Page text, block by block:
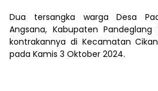
Dua tersangka warga Desa
Angsana, Kabupaten
kontrakannya di Kecamatan
pada Kamis 3 Oktober 2024.